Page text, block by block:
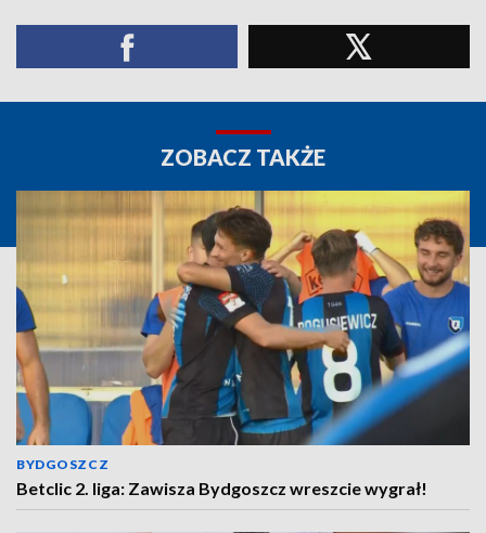
ZOBACZ TAKŻE
BYDGOSZCZ
Betclic 2. liga: Zawisza Bydgoszcz wreszcie wygrał!